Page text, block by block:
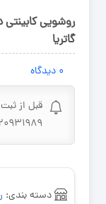
گاتریا
۰ دیدگاه
قبل از
دسته بندی: